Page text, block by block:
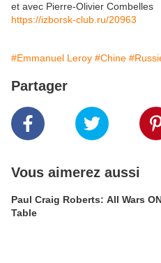
et avec Pierre-Olivier Combelles
https://izborsk-club.ru/20963
#Emmanuel Leroy #Chine
Partager
Vous aimerez aussi
Paul Craig Roberts: All Wars
Table